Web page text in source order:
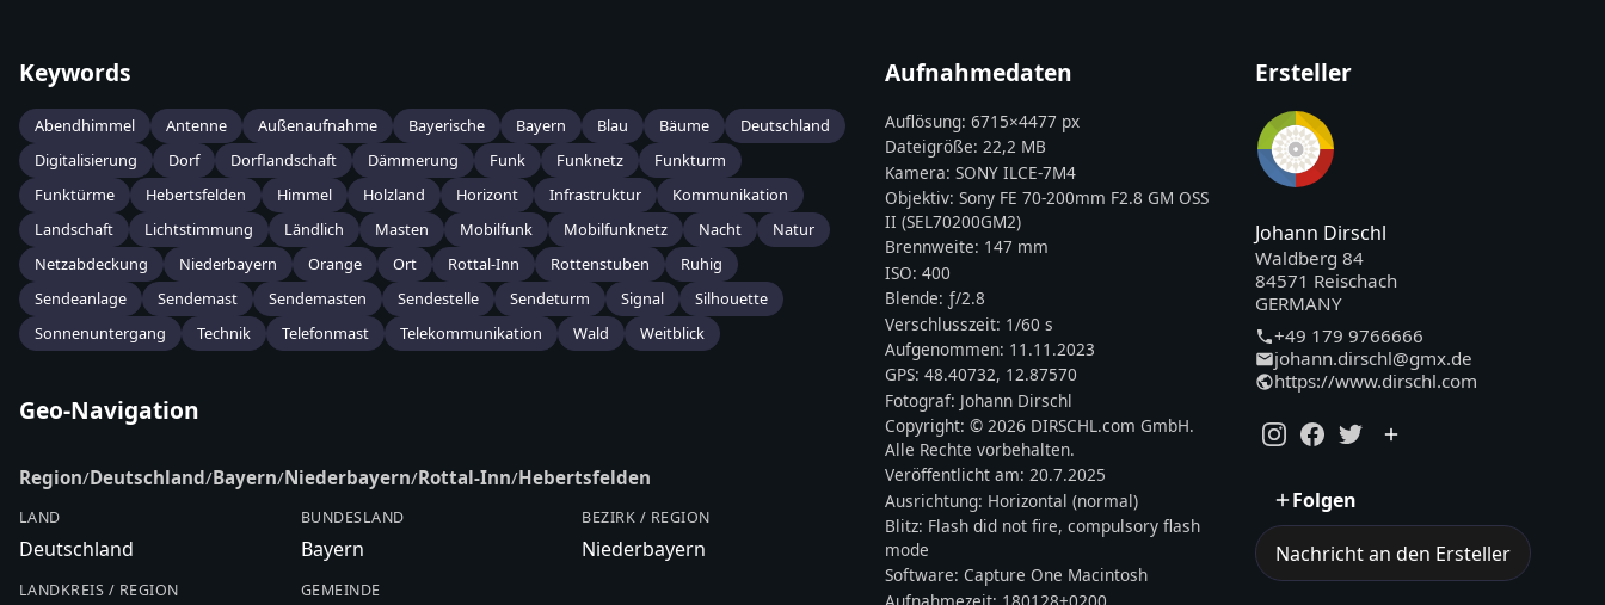
Keywords
Abendhimmel Antenne Außenaufnahme Bayerische Bayern Blau Bäume
Deutschland
Digitalisierung
Dorf Dorflandschaft Dämmerung Funk Funknetz
Funkturm
Funktürme
Hebertsfelden Himmel Holzland Horizont Infrastruktur
Kommunikation
Landschaft
Lichtstimmung Ländlich Masten Mobilfunk Mobilfunknetz Nacht
Natur
Netzabdeckung
Niederbayern Orange Ort Rottal-Inn Rottenstuben
Ruhig
Sendeanlage
Sendemast Sendemasten Sendestelle Sendeturm Signal
Silhouette
Sonnenuntergang
Technik Telefonmast Telekommunikation Wald Weitblick
Geo-Navigation
Region/Deutschland/Bayern/Niederbayern/Rottal-Inn/Hebertsfelden
LAND
Deutschland
BUNDESLAND
Bayern
BEZIRK / REGION
Niederbayern
LANDKREIS / REGION GEMEINDE
Aufnahmedaten
Auflösung:6715×4477 px
Dateigröße:22,2 MB
Kamera:SONY ILCE-7M4
Objektiv:Sony FE 70-200mm F2.8 GM OSS
II (SEL70200GM2)
Brennweite: 147 mm
ISO:400
Blende: ƒ/2.8
Verschlusszeit: 1/60 s
Aufgenommen: 11.11.2023
GPS:48.40732, 12.87570
Fotograf: Johann Dirschl
Copyright:© 2026 DIRSCHL.com GmbH.
Alle Rechte vorbehalten.
Veröffentlicht am:20.7.2025
Ausrichtung: Horizontal (normal)
Blitz: Flash did not fire, compulsory flash
mode
Software:Capture One Macintosh
Aufnahmezeit: 180128+0200
Ersteller
Johann Dirschl
Waldberg 84
84571 Reischach
GERMANY
+49 179 9766666
johann.dirschl@gmx.de
https://www.dirschl.com
Folgen
Nachricht an den Ersteller